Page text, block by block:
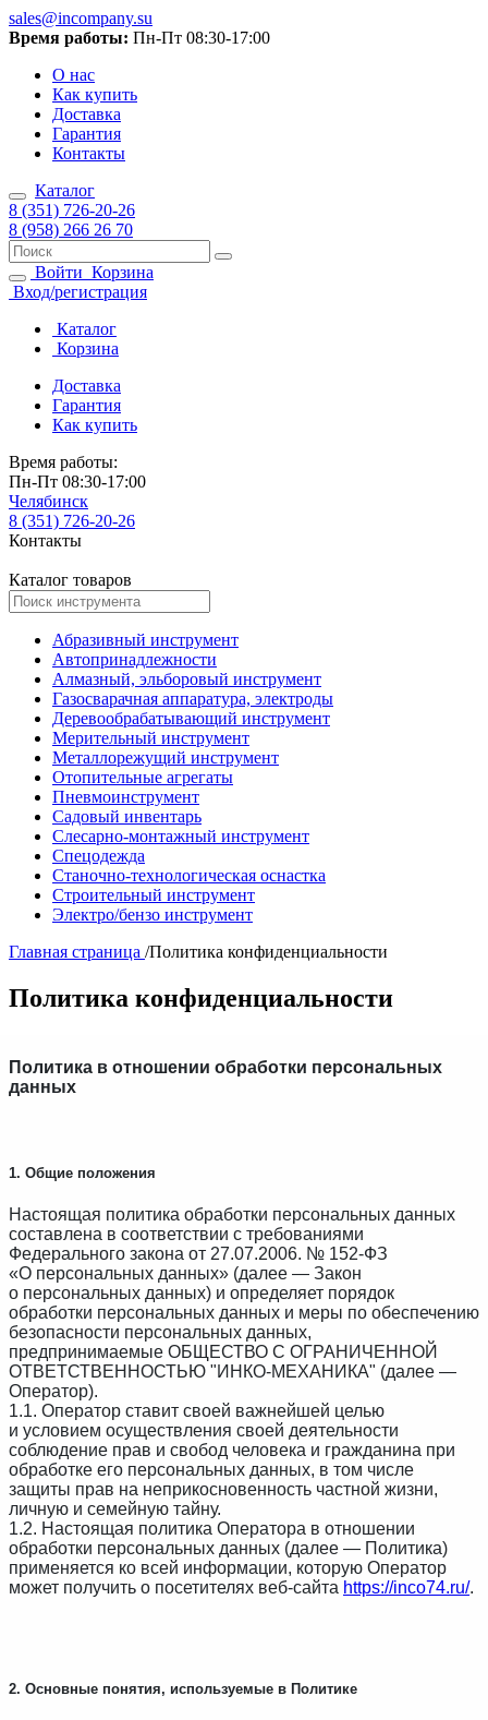
sales@incompany.su
Время работы: Пн-Пт 08:30-17:00
О нас
Как купить
Доставка
Гарантия
Контакты
Каталог
8 (351) 726-20-26
8 (958) 266 26 70
Войти Корзина
Вход/регистрация
Каталог
Корзина
Доставка
Гарантия
Как купить
Время работы:
Пн-Пт 08:30-17:00
Челябинск
8 (351) 726-20-26
Контакты
Каталог товаров
Абразивный инструмент
Автопринадлежности
Алмазный, эльборовый инструмент
Газосварачная аппаратура, электроды
Деревообрабатывающий инструмент
Мерительный инструмент
Металлорежущий инструмент
Отопительные агрегаты
Пневмоинструмент
Садовый инвентарь
Слесарно-монтажный инструмент
Спецодежда
Станочно-технологическая оснастка
Строительный инструмент
Электро/бензо инструмент
Главная страница /Политика конфиденциальности
Политика конфиденциальности
Политика в отношении обработки персональных
данных
1. Общие положения
Настоящая политика обработки персональных данных
составлена в соответствии с требованиями
Федерального закона от 27.07.2006. № 152-ФЗ
«О персональных данных» (далее — Закон
о персональных данных) и определяет порядок
обработки персональных данных и меры по обеспечению
безопасности персональных данных,
предпринимаемые ОБЩЕСТВО С ОГРАНИЧЕННОЙ
ОТВЕТСТВЕННОСТЬЮ "ИНКО-МЕХАНИКА" (далее —
Оператор).
1.1. Оператор ставит своей важнейшей целью
и условием осуществления своей деятельности
соблюдение прав и свобод человека и гражданина при
обработке его персональных данных, в том числе
защиты прав на неприкосновенность частной жизни,
личную и семейную тайну.
1.2. Настоящая политика Оператора в отношении
обработки персональных данных (далее — Политика)
применяется ко всей информации, которую Оператор
может получить о посетителях веб-сайта https://inco74.ru/.
2. Основные понятия, используемые в Политике